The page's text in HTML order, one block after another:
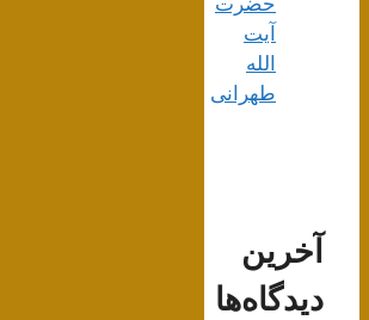
آیت
الله
طهرانی
آخرین
دیدگاه‌ها